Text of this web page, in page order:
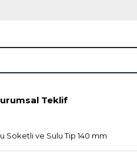
Teklif
Soketli ve Sulu Tip 140 mm